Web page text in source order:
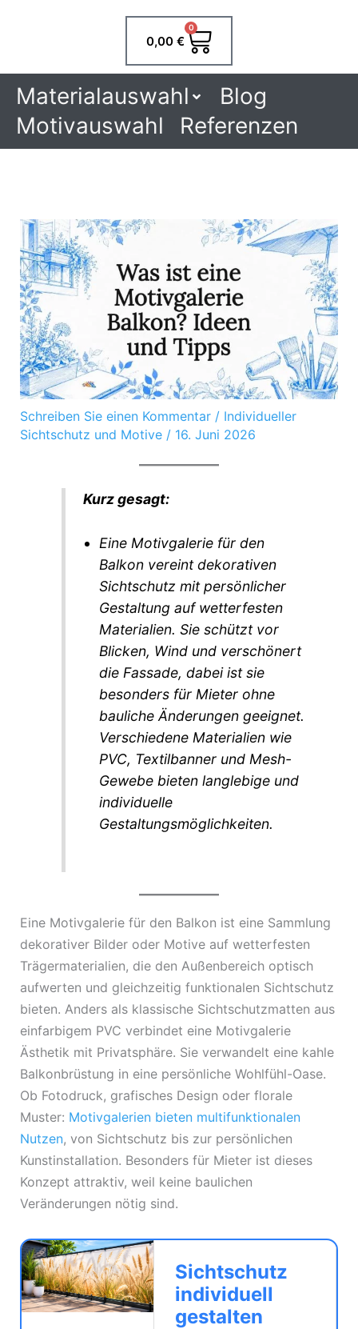
0,00 €
0
Warenkorb
Materialauswahl
Blog
Motivauswahl
Referenzen
Schreiben Sie einen Kommentar / Individueller
Sichtschutz und Motive/ 16. Juni 2026
Kurz gesagt:
Eine Motivgalerie für den
Balkon vereint dekorativen
Sichtschutz mit persönlicher
Gestaltung auf wetterfesten
Materialien. Sie schützt vor
Blicken, Wind und verschönert
die Fassade, dabei ist sie
besonders für Mieter ohne
bauliche Änderungen geeignet.
Verschiedene Materialien wie
PVC, Textilbanner und Mesh-
Gewebe bieten langlebige und
individuelle
Gestaltungsmöglichkeiten.
Eine Motivgalerie für den Balkon ist eine Sammlung
dekorativer Bilder oder Motive auf wetterfesten
Trägermaterialien, die den Außenbereich optisch
aufwerten und gleichzeitig funktionalen Sichtschutz
bieten. Anders als klassische Sichtschutzmatten aus
einfarbigem PVC verbindet eine Motivgalerie
Ästhetik mit Privatsphäre. Sie verwandelt eine kahle
Balkonbrüstung in eine persönliche Wohlfühl-Oase.
Ob Fotodruck, grafisches Design oder florale
Muster: Motivgalerien bieten multifunktionalen
Nutzen, von Sichtschutz bis zur persönlichen
Kunstinstallation. Besonders für Mieter ist dieses
Konzept attraktiv, weil keine baulichen
Veränderungen nötig sind.
Sichtschutz
individuell
gestalten